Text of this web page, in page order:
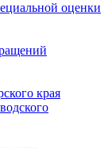
оценки
края